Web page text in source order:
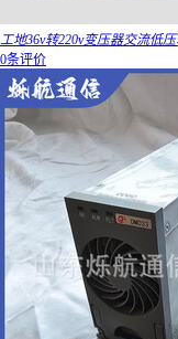
工地36v转220v变压器交流低
0条评价